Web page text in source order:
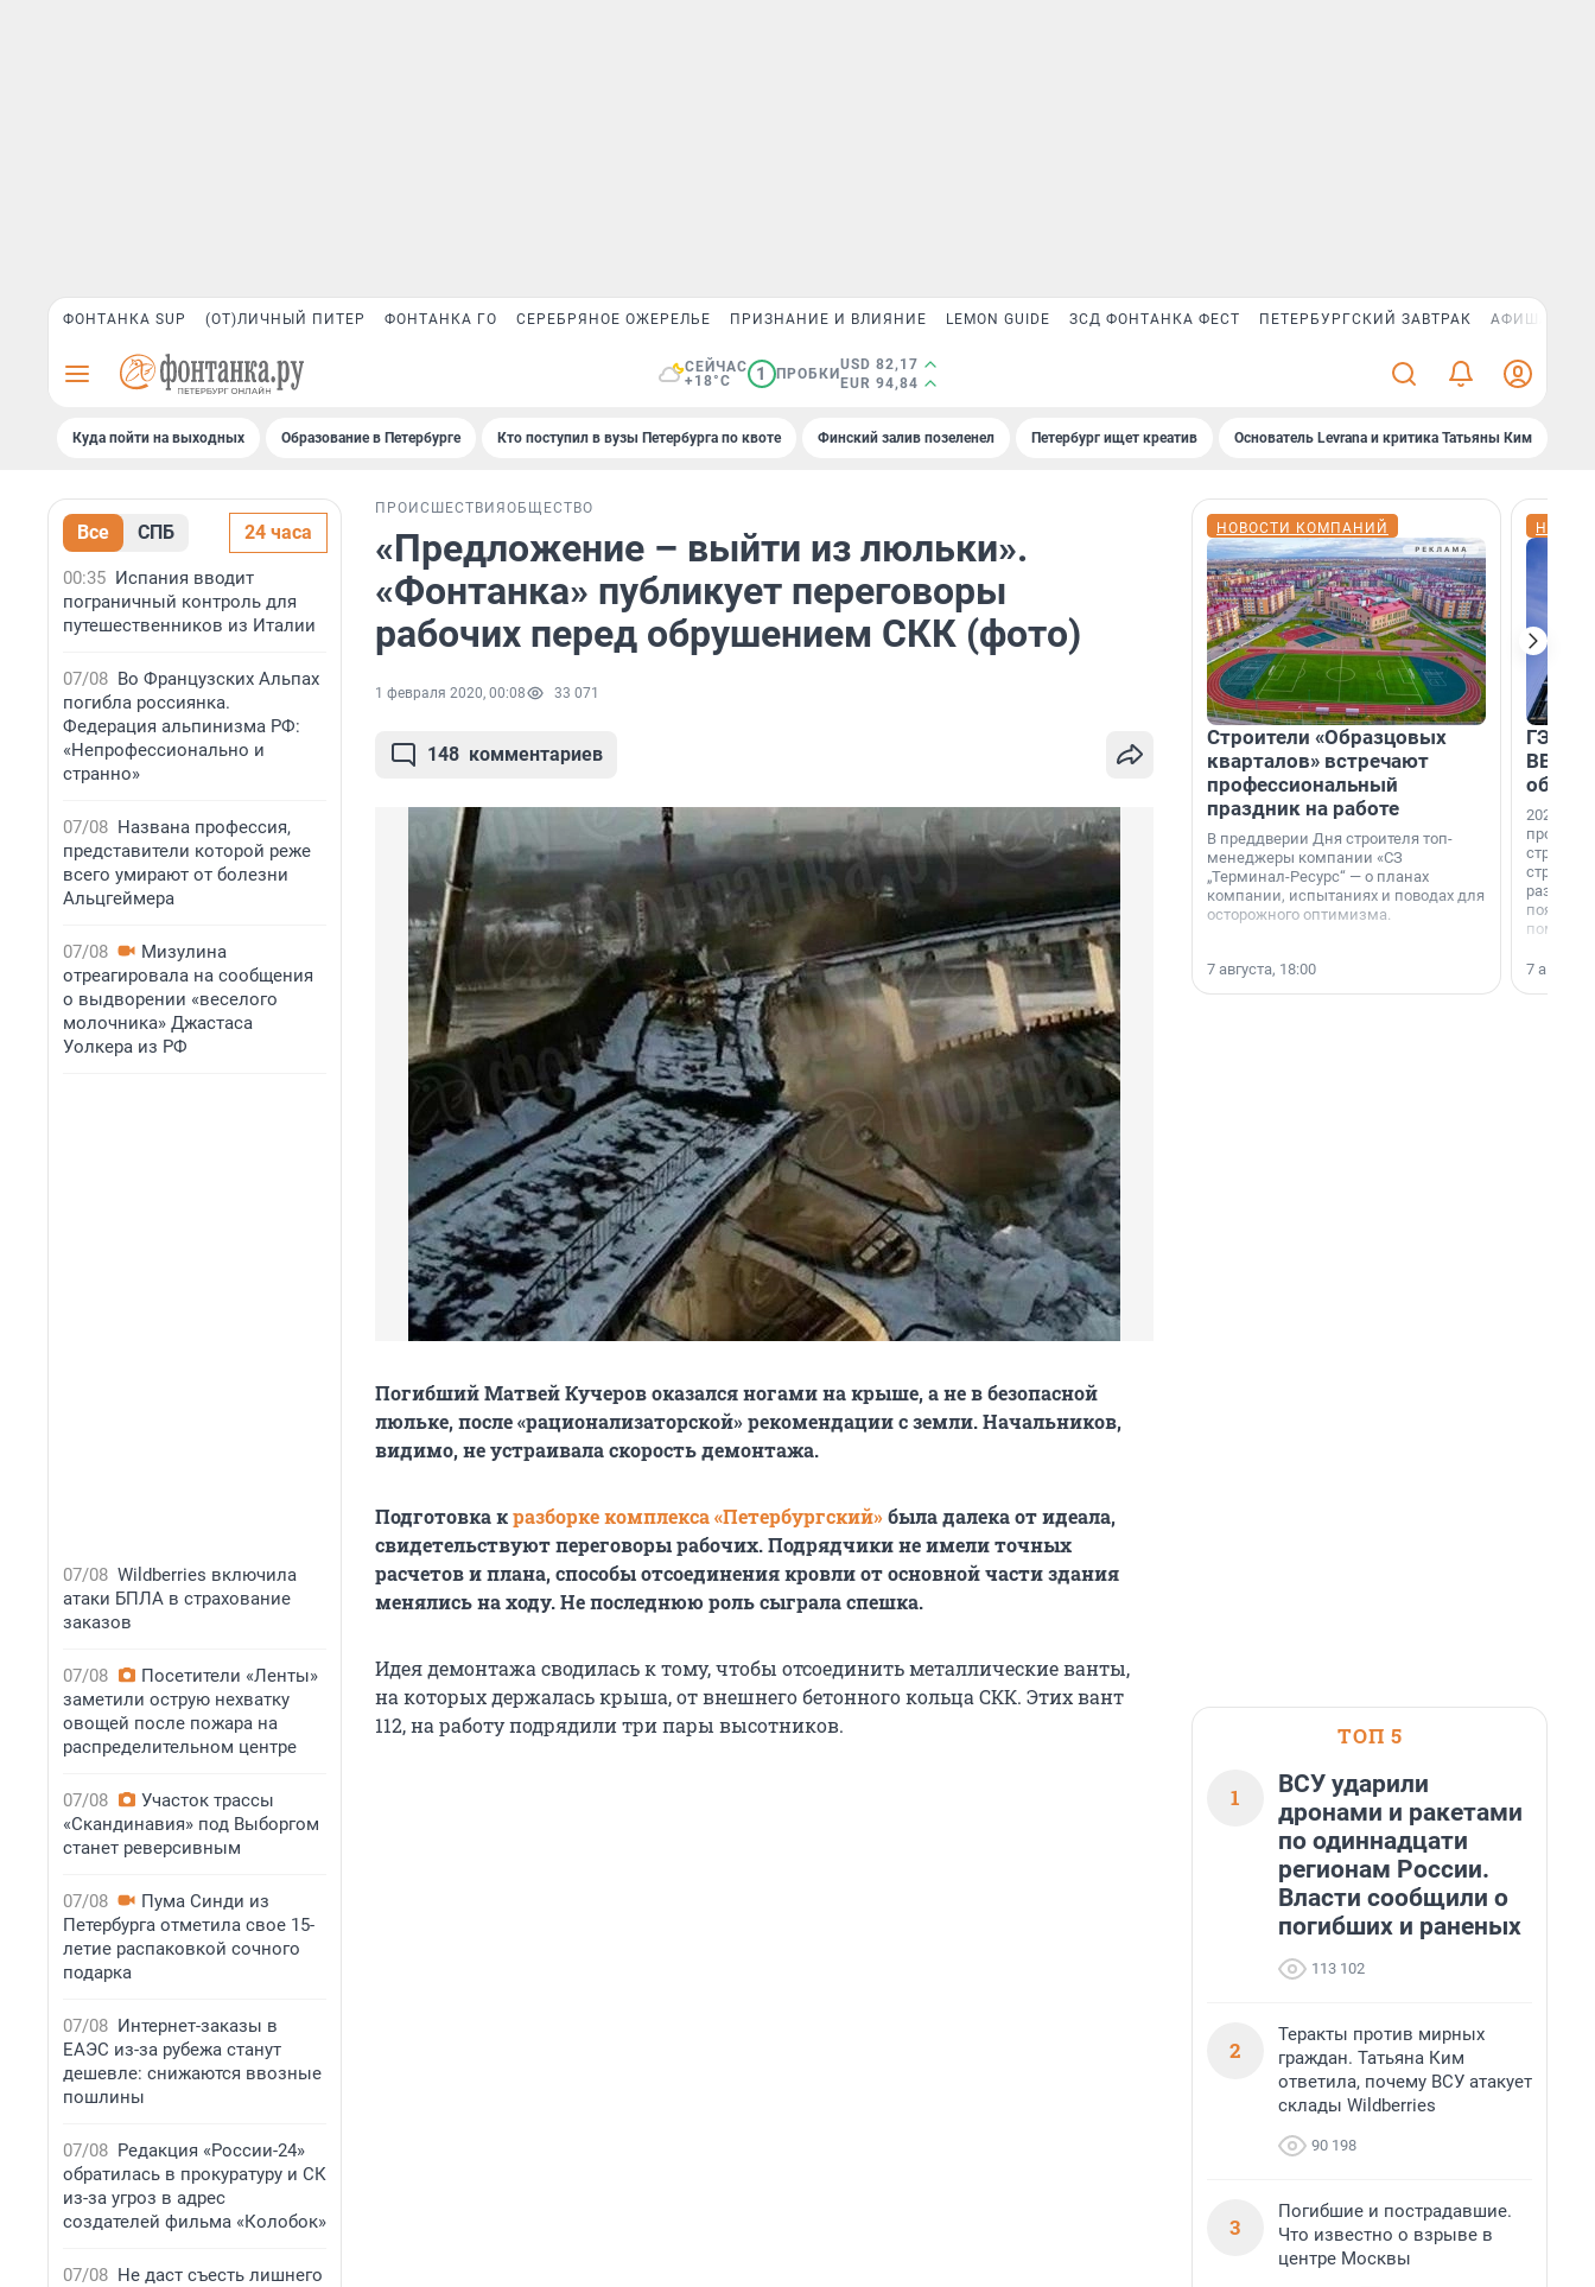
ФОНТАНКА SUP (ОТ)ЛИЧНЫЙ ПИТЕР ФОНТАНКА ГО СЕРЕБРЯНОЕ ОЖЕРЕЛЬЕ ПРИЗНАНИЕ И ВЛИЯНИЕ LEMON GUIDE ЗСД ФОНТАНКА ФЕСТ ПЕТЕРБУРГСКИЙ ЗАВТРАК АФИША PLUS
СЕЙЧАС
+18°C
1 ПРОБКИ
USD 82,17
EUR 94,84
Куда пойти на выходных Образование в Петербурге Кто поступил в вузы Петербурга по квоте Финский залив позеленел Петербург ищет креатив Основатель Levrana и критика Татьяны Ким
Все СПБ 24 часа
00:35 Испания вводит
пограничный контроль для
путешественников из Италии
07/08 Во Французских Альпах
погибла россиянка.
Федерация альпинизма РФ:
«Непрофессионально и
странно»
07/08 Названа профессия,
представители которой реже
всего умирают от болезни
Альцгеймера
07/08
Мизулина
отреагировала на сообщения
о выдворении «веселого
молочника» Джастаса
Уолкера из РФ
07/08 Wildberries включила
атаки БПЛА в страхование
заказов
07/08
Посетители «Ленты»
заметили острую нехватку
овощей после пожара на
распределительном центре
07/08
Участок трассы
«Скандинавия» под Выборгом
станет реверсивным
07/08
Пума Синди из
Петербурга отметила свое 15-
летие распаковкой сочного
подарка
07/08 Интернет-заказы в
ЕАЭС из-за рубежа станут
дешевле: снижаются ввозные
пошлины
07/08 Редакция «России-24»
обратилась в прокуратуру и СК
из-за угроз в адрес
создателей фильма «Колобок»
07/08 Не даст съесть лишнего
ПРОИСШЕСТВИЯ ОБЩЕСТВО
«Предложение – выйти из люльки».
«Фонтанка» публикует переговоры
рабочих перед обрушением СКК (фото)
1 февраля 2020, 00:08 33 071
148 комментариев
Погибший Матвей Кучеров оказался ногами на крыше, а не в безопасной
люльке, после «рационализаторской» рекомендации с земли. Начальников,
видимо, не устраивала скорость демонтажа.
Подготовка кразборке комплекса «Петербургский»была далека от идеала,
свидетельствуют переговоры рабочих. Подрядчики не имели точных
расчетов и плана, способы отсоединения кровли от основной части здания
менялись на ходу. Не последнюю роль сыграла спешка.
Идея демонтажа сводилась к тому, чтобы отсоединить металлические ванты,
на которых держалась крыша, от внешнего бетонного кольца СКК. Этих вант
112, на работу подрядили три пары высотников.
НОВОСТИ КОМПАНИЙ
Строители «Образцовых
кварталов» встречают
профессиональный
праздник на работе
В преддверии Дня строителя топ-
менеджеры компании «СЗ
„Терминал-Ресурс“ — о планах
компании, испытаниях и поводах для
осторожного оптимизма.
7 августа, 18:00
ГЭС,
ВВП: в
об
2026-й —
раз. В
7
ТОП 5
1
ВСУ ударили
дронами и ракетами
по одиннадцати
регионам России.
Власти сообщили о
погибших и раненых
113 102
2
Теракты против мирных
граждан. Татьяна Ким
ответила, почему ВСУ атакует
склады Wildberries
90 198
3
Погибшие и пострадавшие.
Что известно о взрыве в
центре Москвы